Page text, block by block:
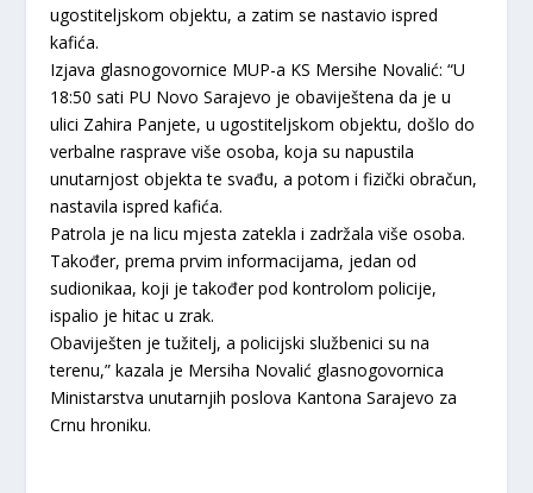
ugostiteljskom objektu, a zatim se nastavio ispred
kafića.
Izjava glasnogovornice MUP-a KS Mersihe Novalić: “U
18:50 sati PU Novo Sarajevo je obaviještena da je u
ulici Zahira Panjete, u ugostiteljskom objektu, došlo do
verbalne rasprave više osoba, koja su napustila
unutarnjost objekta te svađu, a potom i fizički obračun,
nastavila ispred kafića.
Patrola je na licu mjesta zatekla i zadržala više osoba.
Također, prema prvim informacijama, jedan od
sudionikaa, koji je također pod kontrolom policije,
ispalio je hitac u zrak.
Obaviješten je tužitelj, a policijski službenici su na
terenu,” kazala je Mersiha Novalić glasnogovornica
Ministarstva unutarnjih poslova Kantona Sarajevo za
Crnu hroniku.